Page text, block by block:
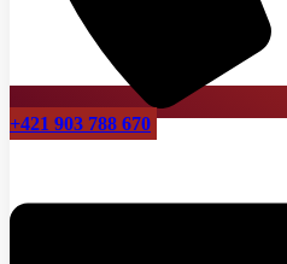
+421 903 788 670